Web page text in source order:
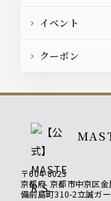
イベント
クーポン
〒604-8023
京都府 京都市中京区金
備前島町310-2立誠ガ